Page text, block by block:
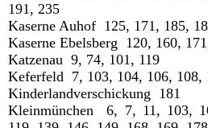
191, 235
Kaserne Auhof 125, 171, 185,
Kaserne Ebelsberg 120, 160,
Katzenau 9, 74, 101, 119
Keferfeld 7, 103, 104, 106, 108,
Kinderlandverschickung 181
Kleinmünchen 6, 7, 11, 103,